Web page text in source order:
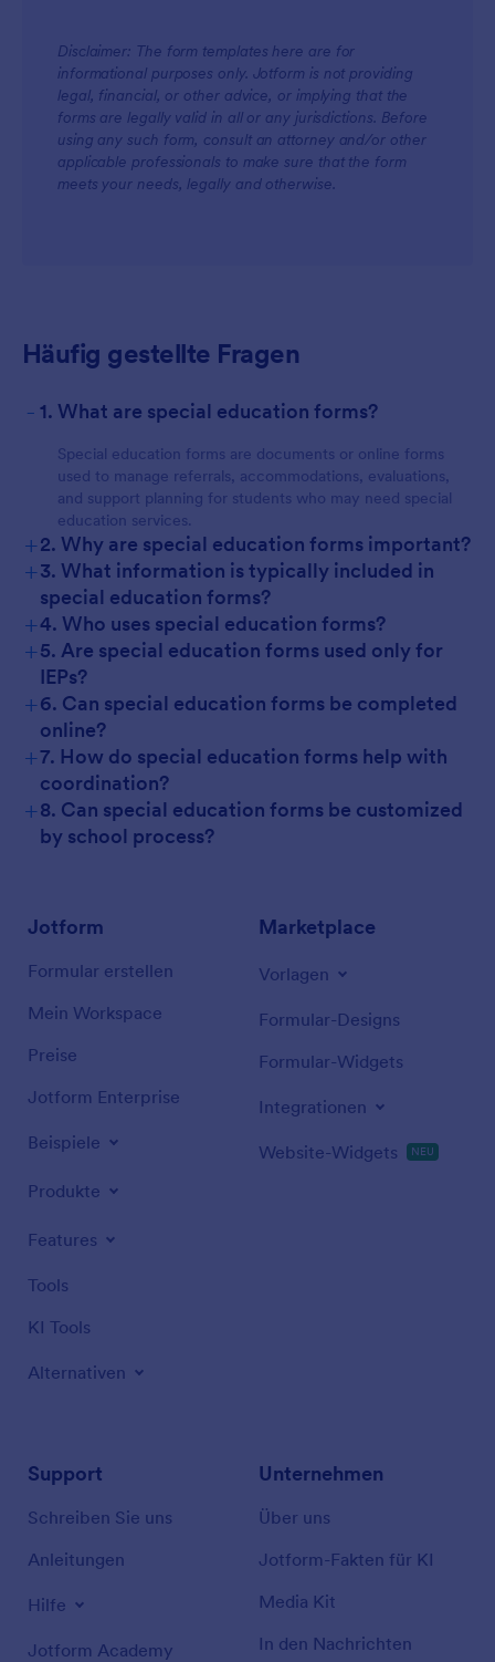
Disclaimer: The form templates here are for
informational purposes only. Jotform is not providing
legal, financial, or other advice, or implying that the
forms are legally valid in all or any jurisdictions. Before
using any such form, consult an attorney and/or other
applicable professionals to make sure that the form
meets your needs, legally and otherwise.
Häufig gestellte Fragen
- 1. What are special education forms?
Special education forms are documents or online forms
used to manage referrals, accommodations, evaluations,
and support planning for students who may need special
education services.
+2. Why are special education forms important?
+3. What information is typically included in
special education forms?
+4. Who uses special education forms?
+5. Are special education forms used only for
IEPs?
+6. Can special education forms be completed
online?
+7. How do special education forms help with
coordination?
+8. Can special education forms be customized
by school process?
Jotform
Formular erstellen
Mein Workspace
Preise
Jotform Enterprise
Beispiele
Produkte
Features
Tools
KI Tools
Alternativen
Marketplace
Vorlagen
Formular-Designs
Formular-Widgets
Integrationen
Website-Widgets NEU
Support
Schreiben Sie uns
Anleitungen
Hilfe
Jotform Academy
Unternehmen
Über uns
Jotform-Fakten für KI
Media Kit
In den Nachrichten